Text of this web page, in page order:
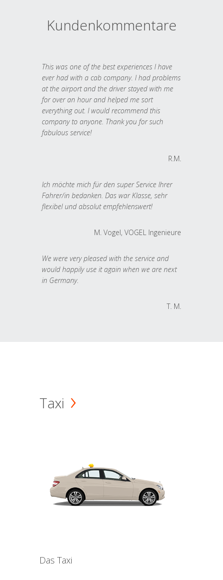
Kundenkommentare
This was one of the best experiences I have
ever had with a cab company. I had problems
at the airport and the driver stayed with me
for over an hour and helped me sort
everything out. I would recommend this
company to anyone. Thank you for such
fabulous service!
R.M.
Ich möchte mich für den super Service Ihrer
Fahrer/in bedanken. Das war Klasse, sehr
flexibel und absolut empfehlenswert!
M. Vogel, VOGEL Ingenieure
We were very pleased with the service and
would happily use it again when we are next
in Germany.
T. M.
Taxi
Das Taxi